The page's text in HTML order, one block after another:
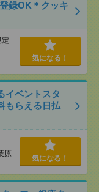
録OK＊クッキ
気になる！
イベントスタ
もらえる日払
原
気になる！